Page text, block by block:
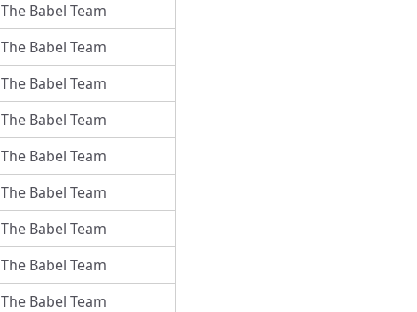
The Babel Team
The Babel Team
The Babel Team
The Babel Team
The Babel Team
The Babel Team
The Babel Team
The Babel Team
The Babel Team